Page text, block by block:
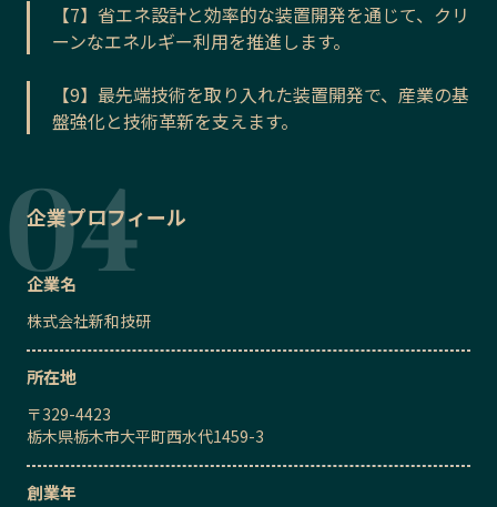
【7】省エネ設計と効率的な装置開発を通じて、クリ
ーンなエネルギー利用を推進します。
【9】最先端技術を取り入れた装置開発で、産業の基
盤強化と技術革新を支えます。
企業プロフィール
企業名
株式会社新和技研
所在地
〒329-4423
栃木県栃木市大平町西水代1459-3
創業年